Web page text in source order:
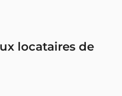
locataires de